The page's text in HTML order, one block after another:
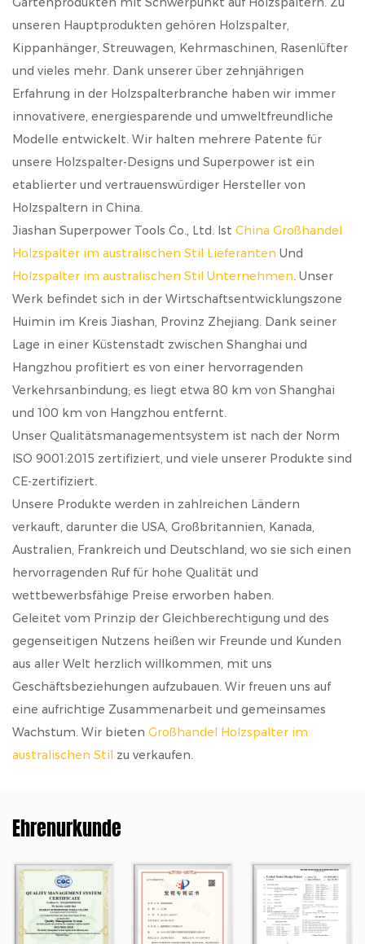
unseren Hauptprodukten gehören Holzspalter,
Kippanhänger, Streuwagen, Kehrmaschinen, Rasenlüfter
und vieles mehr. Dank unserer über zehnjährigen
Erfahrung in der Holzspalterbranche haben wir immer
innovativere, energiesparende und umweltfreundliche
Modelle entwickelt. Wir halten mehrere Patente für
unsere Holzspalter-Designs und Superpower ist ein
etablierter und vertrauenswürdiger Hersteller von
Holzspaltern in China.
Jiashan Superpower Tools Co., Ltd. Ist China Großhandel
Holzspalter im australischen Stil Lieferanten Und
Holzspalter im australischen Stil Unternehmen. Unser
Werk befindet sich in der Wirtschaftsentwicklungszone
Huimin im Kreis Jiashan, Provinz Zhejiang. Dank seiner
Lage in einer Küstenstadt zwischen Shanghai und
Hangzhou profitiert es von einer hervorragenden
Verkehrsanbindung; es liegt etwa 80 km von Shanghai
und 100 km von Hangzhou entfernt.
Unser Qualitätsmanagementsystem ist nach der Norm
ISO 9001:2015 zertifiziert, und viele unserer Produkte sind
CE-zertifiziert.
Unsere Produkte werden in zahlreichen Ländern
verkauft, darunter die USA, Großbritannien, Kanada,
Australien, Frankreich und Deutschland, wo sie sich einen
hervorragenden Ruf für hohe Qualität und
wettbewerbsfähige Preise erworben haben.
Geleitet vom Prinzip der Gleichberechtigung und des
gegenseitigen Nutzens heißen wir Freunde und Kunden
aus aller Welt herzlich willkommen, mit uns
Geschäftsbeziehungen aufzubauen. Wir freuen uns auf
eine aufrichtige Zusammenarbeit und gemeinsames
Wachstum. Wir bieten Großhandel Holzspalter im
australischen Stil zu verkaufen.
Ehrenurkunde